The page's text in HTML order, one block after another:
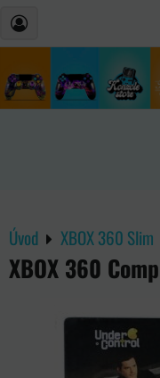
Úvod XBOX 360 Slim
XBOX 360